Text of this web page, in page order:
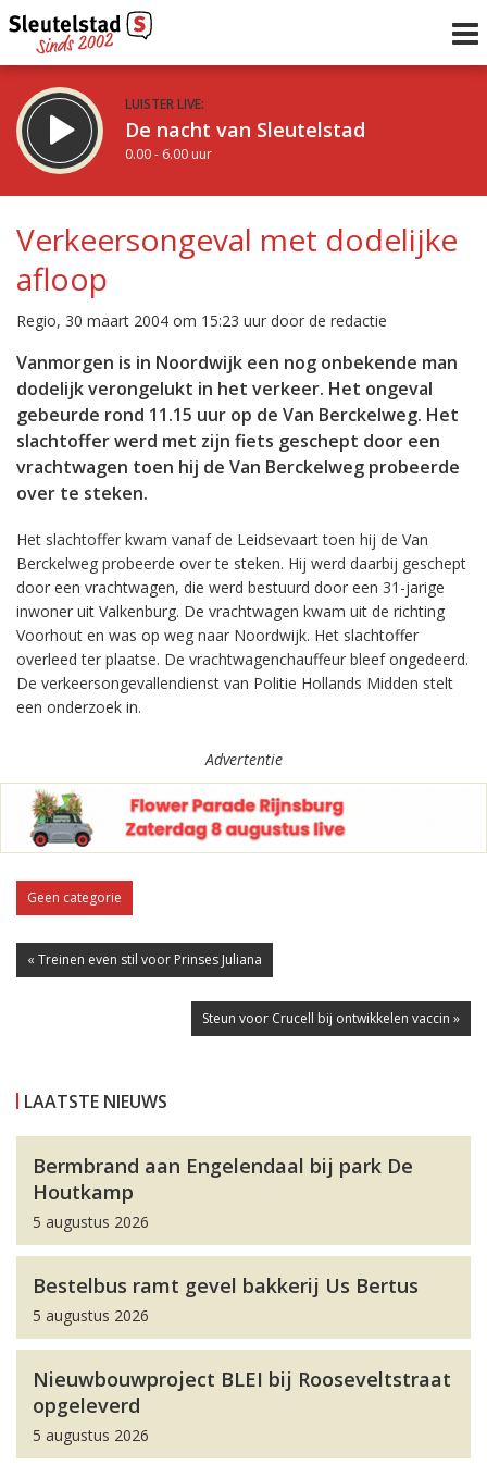
LUISTER LIVE:
De nacht van Sleutelstad
0.00 - 6.00 uur
De ochtend van Sleutelstad
6.00 - 12.00 uur
Vorig uur
Inklappen
Verkeersongeval met dodelijke
afloop
Regio, 30 maart 2004 om 15:23 uur door de redactie
Vanmorgen is in Noordwijk een nog onbekende man
dodelijk verongelukt in het verkeer. Het ongeval
gebeurde rond 11.15 uur op de Van Berckelweg. Het
slachtoffer werd met zijn fiets geschept door een
vrachtwagen toen hij de Van Berckelweg probeerde
over te steken.
Het slachtoffer kwam vanaf de Leidsevaart toen hij de Van
Berckelweg probeerde over te steken. Hij werd daarbij geschept
door een vrachtwagen, die werd bestuurd door een 31-jarige
inwoner uit Valkenburg. De vrachtwagen kwam uit de richting
Voorhout en was op weg naar Noordwijk. Het slachtoffer
overleed ter plaatse. De vrachtwagenchauffeur bleef ongedeerd.
De verkeersongevallendienst van Politie Hollands Midden stelt
een onderzoek in.
Advertentie
Geen categorie
« Treinen even stil voor Prinses Juliana
Steun voor Crucell bij ontwikkelen vaccin »
LAATSTE NIEUWS
Bermbrand aan Engelendaal bij park De
Houtkamp
5 augustus 2026
Bestelbus ramt gevel bakkerij Us Bertus
5 augustus 2026
Nieuwbouwproject BLEI bij Rooseveltstraat
opgeleverd
5 augustus 2026